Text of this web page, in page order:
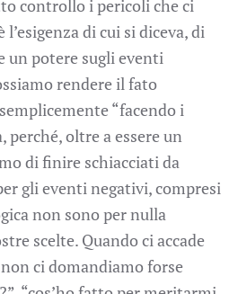
controllo i pericoli che ci
di cui si diceva, di
un potere sugli eventi
rendere il fato
“facendo i
perché, oltre a essere un
di finire schiacciati da
gli eventi negativi, compresi
non sono per nulla
scelte. Quando ci accade
ci domandiamo forse